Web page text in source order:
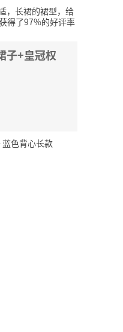
，长裙的裙型，给
得了97%的好评率
子+皇冠权
色背心长款